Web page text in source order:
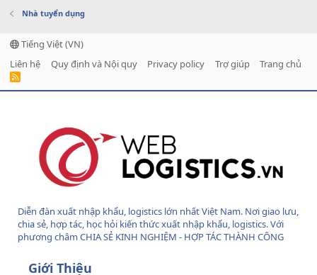
Nhà tuyển dụng
Tiếng Việt (VN)
Liên hệ
Quy định và Nội quy Privacy policy Trợ giúp Trang chủ
R
Diễn đàn xuất nhập khẩu, logistics lớn nhất Việt Nam. Nơi giao lưu,
chia sẻ, hợp tác, học hỏi kiến thức xuất nhập khẩu, logistics. Với
phương châm CHIA SẺ KINH NGHIỆM - HỢP TÁC THÀNH CÔNG
Giới Thiệu